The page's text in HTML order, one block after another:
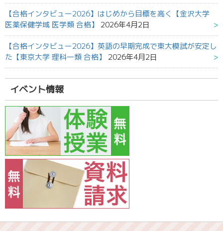
【合格インタビュー2026】はじめから目標を高く【金沢大学
医薬保健学域 医学類 合格】
2026年4月2日
【合格インタビュー2026】英語の早期完成で東大模試が安定し
た【東京大学 理科一類 合格】
2026年4月2日
イベント情報